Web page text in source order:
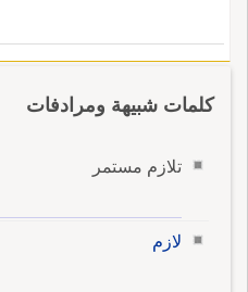
كلمات شبيهة ومرادفات
تلازم مستمر
لازم